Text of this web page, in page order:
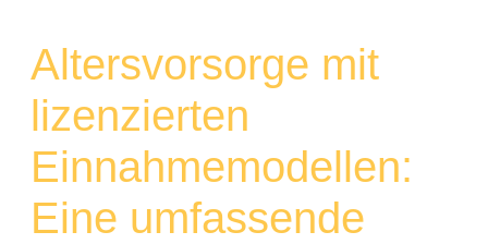
Altersvorsorge mit
lizenzierten
Einnahmemodellen:
Eine umfassende